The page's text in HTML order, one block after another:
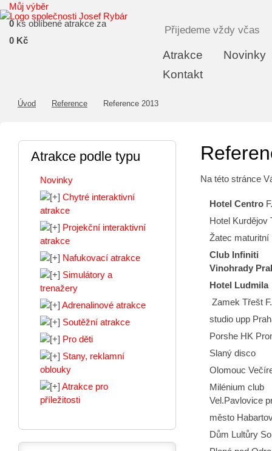
Atrakce
Novinky
Kontakt
Můj výběr
0 ks oblíbené atrakce za
0 Kč
Přijedeme vždy včas
Úvod Reference Reference 2013
Na této stránce
Hotel Centro
Hotel Kurdějov
Žatec maturitní
Club Infiniti
Vinohrady
Hotel Ludmila
Zamek Třešt
studio upp
Porshe HK
Slaný disco
Olomouc
Milénium club
Vel.Pavlovice
město
Dům Lultůry
Atrakce podle typu
Novinky
Chytré interaktivní
atrakce
Projekční interaktivní
atrakce
Nafukovací atrakce
Simulátory a
trenažery
Adrenalinové atrakce
Soutěžní atrakce
Pro děti
Stany, reklamní
oblouky
Atrakce pro
příležitosti